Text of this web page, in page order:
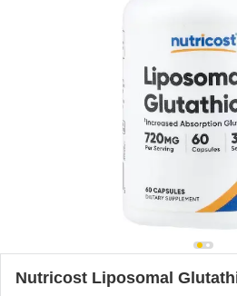
Nutricost Liposomal